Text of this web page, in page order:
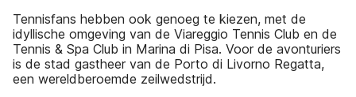
Tennisfans hebben ook genoeg te kiezen, met de
idyllische omgeving van de Viareggio Tennis Club en de
Tennis & Spa Club in Marina di Pisa. Voor de avonturiers
is de stad gastheer van de Porto di Livorno Regatta,
een wereldberoemde zeilwedstrijd.